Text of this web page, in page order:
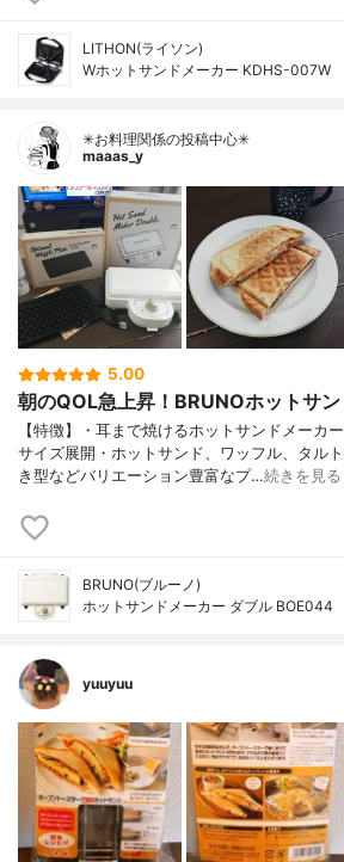
LITHON(ライソン)
Wホットサンドメーカー KDHS-007W
✳お料理関係の投稿中心✳
maaas_y
5.00
朝のQOL急上昇！BRUNOホットサ
【特徴】・耳まで焼けるホットサンドメーカ
サイズ展開・ホットサンド、ワッフル、タル
き型などバリエーション豊富なプ…続きを見る
BRUNO(ブルーノ)
ホットサンドメーカー ダブル BOE044
yuuyuu